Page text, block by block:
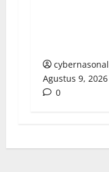
cybernasonal
Agustus 9, 2026
0